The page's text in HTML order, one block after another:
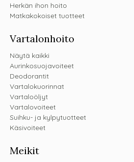
Herkän ihon hoito
Matkakokoiset tuotteet
Vartalonhoito
Näytä kaikki
Aurinkosuojavoiteet
Deodorantit
Vartalokuorinnat
Vartaloöljyt
Vartalovoiteet
Suihku- ja kylpytuotteet
Käsivoiteet
Meikit